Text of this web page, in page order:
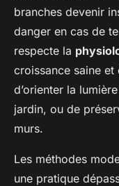
branches devenir
danger en cas de
respecte la
croissance saine et
d’orienter la
jardin, ou de
murs.
Les méthodes
une pratique